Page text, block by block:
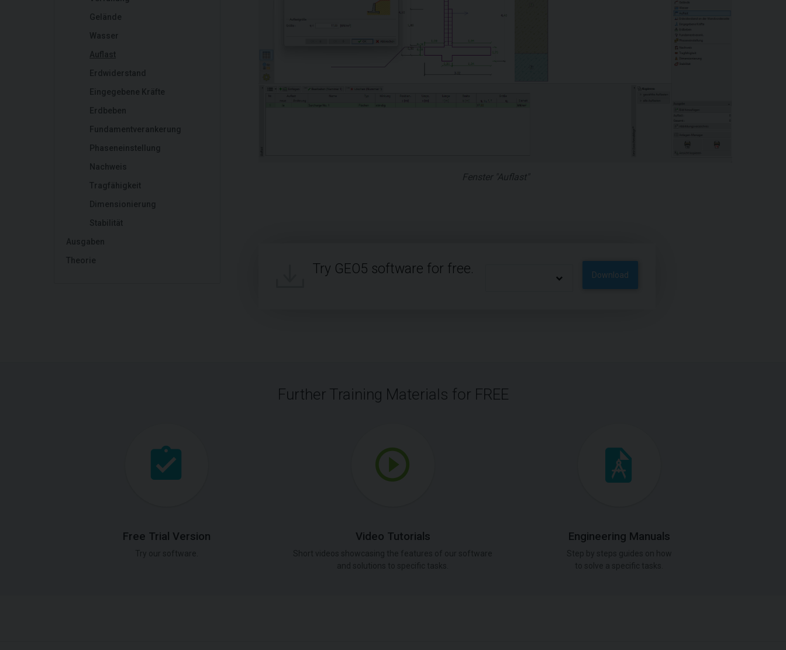
Gelände
Wasser
Auflast
Erdwiderstand
Eingegebene Kräfte
Erdbeben
Fundamentverankerung
Phaseneinstellung
Nachweis
Tragfähigkeit
Dimensionierung
Stabilität
Ausgaben
Theorie
Fenster "Auflast"
Try GEO5 software for free. Download
Further Training Materials for FREE
Free Trial Version Video Tutorials Engineering Manuals